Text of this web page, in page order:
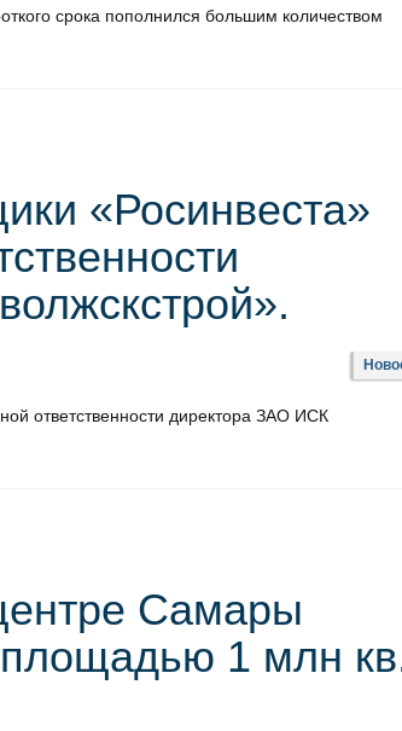
срока пополнился большим количеством
«Росинвеста»
ответственности директора ЗАО ИСК
Самары
площадью 1 млн